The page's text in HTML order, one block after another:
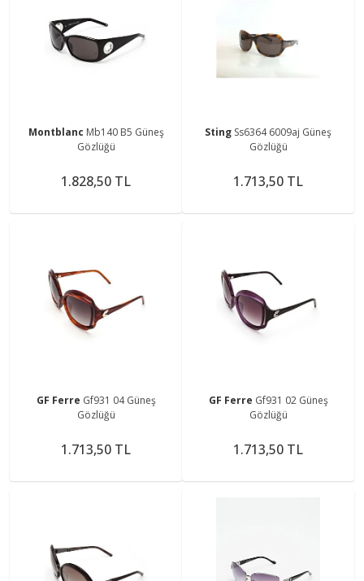
Montblanc Mb140 B5 Güneş
Gözlüğü
1.828,50 TL
Sting Ss6364 6009aj Güneş
Gözlüğü
1.713,50 TL
GF Ferre Gf931 04 Güneş
Gözlüğü
1.713,50 TL
GF Ferre Gf931 02 Güneş
Gözlüğü
1.713,50 TL